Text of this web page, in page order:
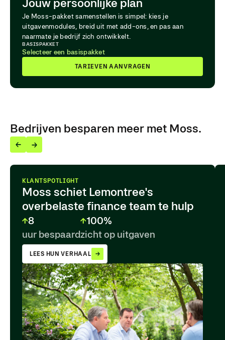
Jouw persoonlijke plan
Je Moss-pakket samenstellen is simpel: kies je
uitgavenmodules, breid uit met add-ons, en pas aan
naarmate je bedrijf zich ontwikkelt.
BASISPAKKET
Selecteer een basispakket
TARIEVEN AANVRAGEN
Bedrijven besparen meer met Moss.
KLANTSPOTLIGHT
Moss schiet Lemontree's
overbelaste finance team te hulp
8
uur bespaard
100%
zicht op uitgaven
LEES HUN VERHAAL